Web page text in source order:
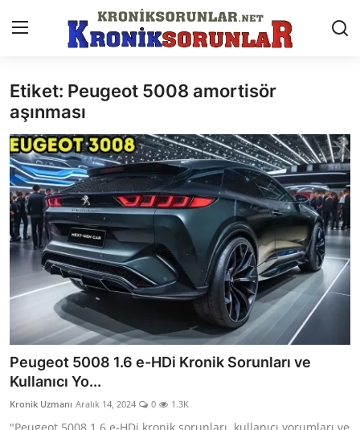
Anasayfa
Markalar
İletişim
Trafik & Cezalar
Sigorta & Kasko
Vergi & ÖTV & MTV
Muayene & Ruhsat
Sorgulamalar
İkinci El & Alım-Satım
Bakım & Arıza Çözümleri
Etiket: Peugeot 5008 amortisör
aşınması
Peugeot 5008 1.6 e-HDi Kronik Sorunları ve
Kullanıcı Yo...
Kronik Uzmanı Aralık 14, 2024 0 1.3K